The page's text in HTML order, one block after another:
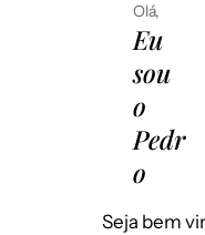
Envie-me
Por
Emails
Salvar
para a
Olá,
Eu
sou
o
Pedr
o
Seja bem